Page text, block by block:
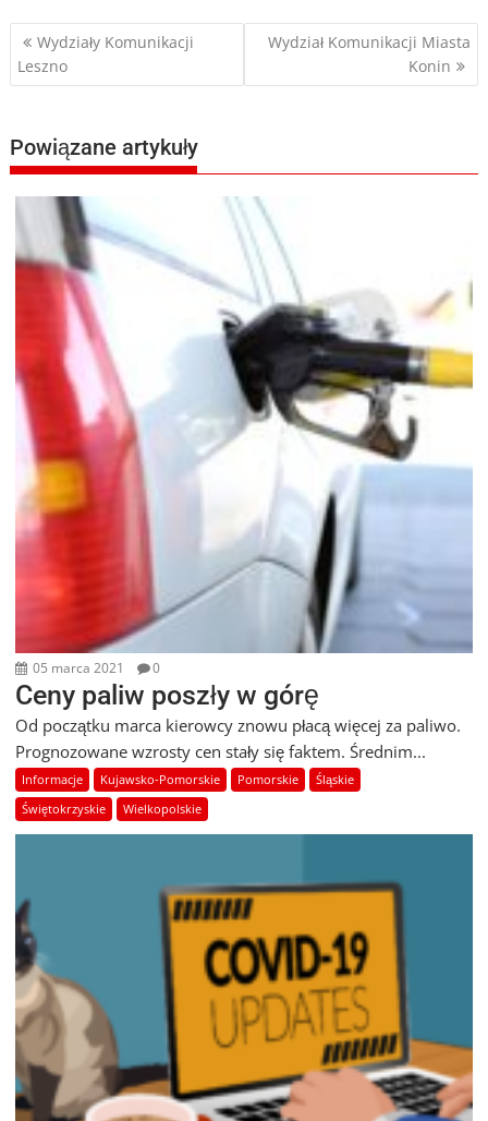
Nawigacja
wpisu
Wydziały Komunikacji
Leszno
Wydział Komunikacji Miasta
Konin
Powiązane artykuły
05 marca 2021 0
Ceny paliw poszły w górę
Od początku marca kierowcy znowu płacą więcej za paliwo.
Prognozowane wzrosty cen stały się faktem. Średnim...
Informacje Kujawsko-Pomorskie Pomorskie
Śląskie
Świętokrzyskie
Wielkopolskie